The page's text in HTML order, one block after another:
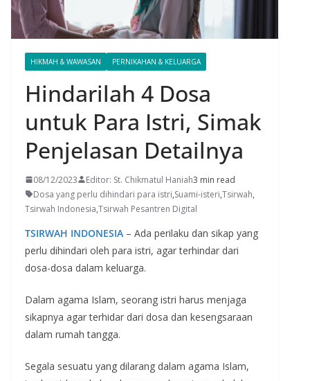
HIKMAH & WAWASAN PERNIKAHAN & KELUARGA
Hindarilah 4 Dosa
untuk Para Istri, Simak
Penjelasan Detailnya
08/12/2023 Editor: St. Chikmatul Haniah3 min read
Dosa yang perlu dihindari para istri,Suami-isteri,Tsirwah,
Tsirwah Indonesia,Tsirwah Pesantren Digital
TSIRWAH INDONESIA – Ada perilaku dan sikap yang
perlu dihindari oleh para istri, agar terhindar dari
dosa-dosa dalam keluarga.
Dalam agama Islam, seorang istri harus menjaga
sikapnya agar terhidar dari dosa dan kesengsaraan
dalam rumah tangga.
Segala sesuatu yang dilarang dalam agama Islam,